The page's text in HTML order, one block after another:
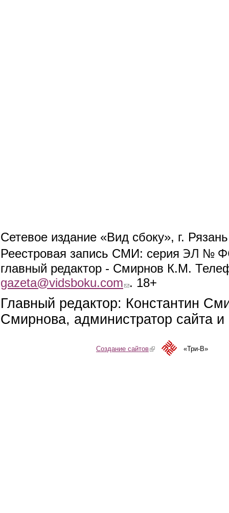
Сетевое издание «Вид сбоку», г.
Реестровая запись СМИ: серия ЭЛ №
главный редактор - Смирнов К.М.
gazeta@vidsboku.com (link sends e-mail)
. 18+
Главный редактор: Константин
Смирнова, администратор сайта
Создание сайтов(link is external)«Три-В»